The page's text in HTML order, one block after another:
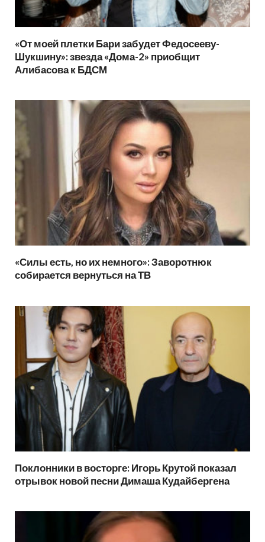
«От моей плетки Бари забудет Федосееву-
Шукшину»: звезда «Дома-2» приобщит
Алибасова к БДСМ
«Силы есть, но их немного»: Заворотнюк
собирается вернуться на ТВ
Поклонники в восторге: Игорь Крутой показал
отрывок новой песни Димаша Кудайбергена